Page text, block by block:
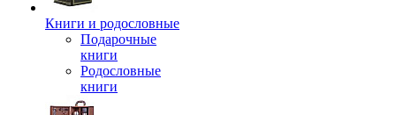
Книги и родословные
Подарочные
книги
Родословные
книги